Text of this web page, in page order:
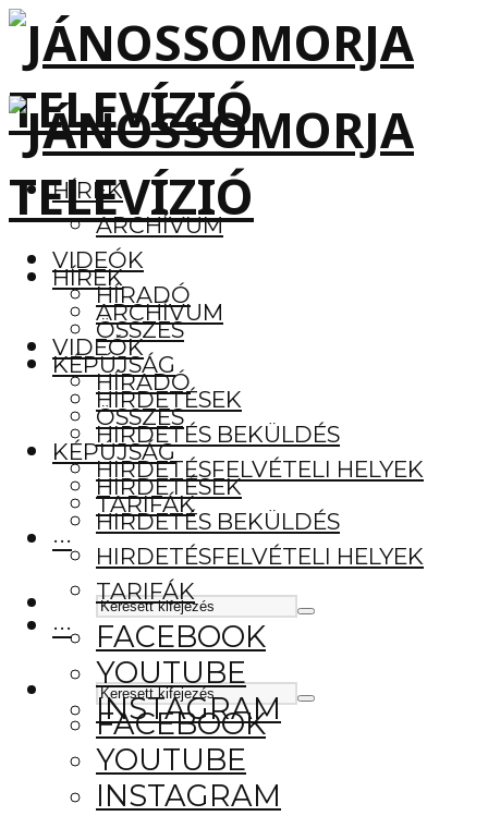
HÍREK
ARCHÍVUM
VIDEÓK
HÍRADÓ
ÖSSZES
KÉPÚJSÁG
HIRDETÉSEK
HIRDETÉS BEKÜLDÉS
HIRDETÉSFELVÉTELI HELYEK
TARIFÁK
···
FACEBOOK
YOUTUBE
INSTAGRAM
HÍREK
ARCHÍVUM
VIDEÓK
HÍRADÓ
ÖSSZES
KÉPÚJSÁG
HIRDETÉSEK
HIRDETÉS BEKÜLDÉS
HIRDETÉSFELVÉTELI HELYEK
TARIFÁK
···
FACEBOOK
YOUTUBE
INSTAGRAM